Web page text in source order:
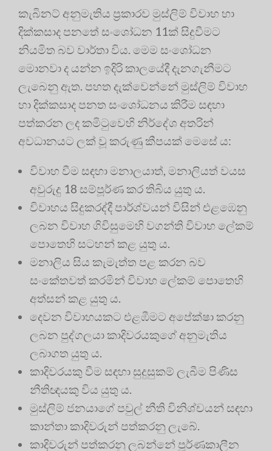
කැබිනට් අනුමැතිය ප්‍රකාරව මුස්ලිම් විවාහ හා
දික්කසාද පනතේ සංශෝධන 11ක් සිදුවීමට
නියමිත බව වාර්තා විය. මෙම සංශෝධන
මොනවා ද යන්න ඉදිරි කාලයේදී දැනගැනීමට
ලැබෙනු ඇත. පහත දැක්වෙන්නේ මුස්ලිම් විවාහ
හා දික්කසාද පනත සංශෝධනය කිරීම සඳහා
පත්කරන ලද කමිටුවෙහි නිර්දේශ අතරින්
අවධානයට ලක් වූ කරුණු කීපයක් මෙසේ ය:
විවාහ වීම සඳහා මනාලයාත්, මනාලියත් වයස
අවුරුදු 18 සම්පූර්ණ කර තිබිය යුතු ය.
විවාහය සිදුකරද්දී පාර්ශ්වයන් විසින් එළඹෙනු
ලබන විවාහ ගිවිසුමෙහි වගන්ති විවාහ ලේකම්
පොතෙහි සටහන් කළ යුතු ය.
මනාලිය සිය කැමැත්ත පළ කරන බව
සංකේතවත් කරමින් විවාහ ලේකම් පොතෙහි
අත්සන් කළ යුතු ය.
දෙවන විවාහයකට එළඹීමට අපේක්ෂා කරනු
ලබන පුද්ගලයා කාදිවරයකුගේ අනුමැතිය
ලබාගත යුතු ය.
කාදිවරයකු වීම සඳහා සුදුසුකම් ලැබීම පිණිස
නීතිඥයකු විය යුතු ය.
මුස්ලිම් ජනයාගේ පවුල් නීති විනිශ්චයන් සඳහා
කාන්තා කාදිවරුන් පත්කරනු ලැබේ.
කාදිවරුන් පත්කරනු ලබන්නේ පූර්ණකාලීන